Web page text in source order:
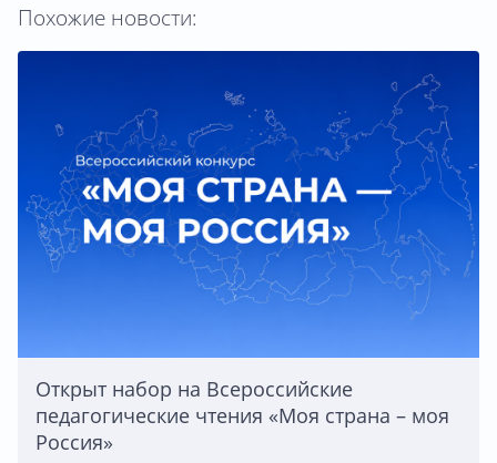
Похожие новости:
Открыт набор на Всероссийские
педагогические чтения «Моя страна – моя
Россия»